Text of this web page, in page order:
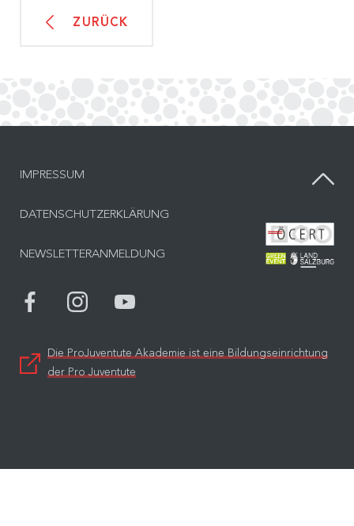
ZURÜCK
IMPRESSUM
DATENSCHUTZERKLÄRUNG
NEWSLETTERANMELDUNG
Die ProJuventute Akademie ist eine Bildungseinrichtung
der Pro Juventute